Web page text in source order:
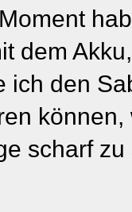
dem
ich den
scharf